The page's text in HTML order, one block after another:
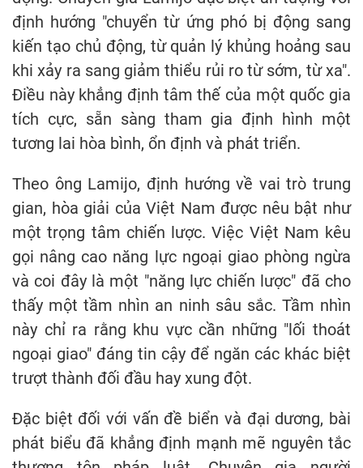
định hướng "chuyển từ ứng phó bị động sang
kiến tạo chủ động, từ quản lý khủng hoảng sau
khi xảy ra sang giảm thiểu rủi ro từ sớm, từ xa".
Điều này khẳng định tâm thế của một quốc gia
tích cực, sẵn sàng tham gia định hình một
tương lai hòa bình, ổn định và phát triển.
Theo ông Lamijo, định hướng về vai trò trung
gian, hòa giải của Việt Nam được nêu bật như
một trọng tâm chiến lược. Việc Việt Nam kêu
gọi nâng cao năng lực ngoại giao phòng ngừa
và coi đây là một "năng lực chiến lược" đã cho
thấy một tầm nhìn an ninh sâu sắc. Tầm nhìn
này chỉ ra rằng khu vực cần những "lối thoát
ngoại giao" đáng tin cậy để ngăn các khác biệt
trượt thành đối đầu hay xung đột.
Đặc biệt đối với vấn đề biển và đại dương, bài
phát biểu đã khẳng định mạnh mẽ nguyên tắc